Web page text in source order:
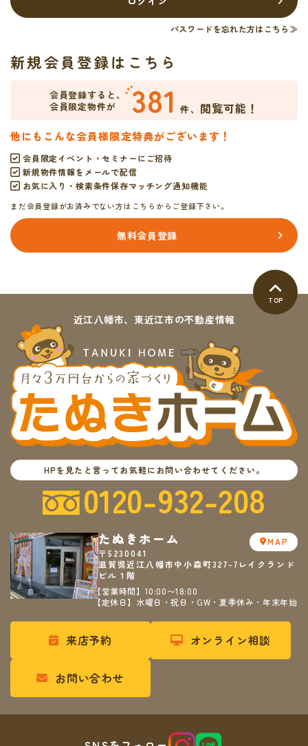
パスワードを忘れた方はこちら≫
新規会員登録はこちら
会員登録すると、
会員限定物件が
381 件、 閲覧可能！
他にもこんな会員様限定特典がございます！
会員限定イベント・セミナーにご招待
新規物件情報をメールで配信
お気に入り・検索条件保存マッチング通知機能
まだ会員登録がお済みでない方はこちらからご登録下さい。
無料会員登録
TOP
近江八幡市、東近江市の不動産情報
HPを見たと言ってお気軽にお問い合わせてください。
0120-932-208
たぬきホーム
〒5230041
滋賀県近江八幡市中小森町327-7レイクランド
ビル１階
【営業時間】10:00〜18:00
【定休日】水曜日・祝日・GW・夏季休み・年末年始
MAP
来店予約 オンライン相談
お問い合わせ